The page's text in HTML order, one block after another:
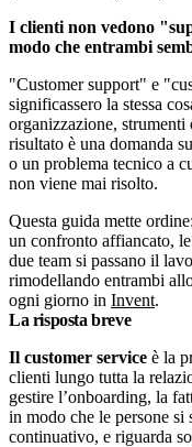
I clienti non vedono
modo che entrambi
"Customer support" e
significassero la stessa
organizzazione, strumenti
risultato è una domanda
o un problema tecnico a
non viene mai risolto.
Questa guida mette
un confronto affiancato,
due team si passano il
rimodellando entrambi
ogni giorno in Invent.
La risposta breve
Il customer service è la
clienti lungo tutta la
gestire l’onboarding, la
in modo che le persone si
continuativo, e riguarda